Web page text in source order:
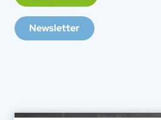
Newsletter